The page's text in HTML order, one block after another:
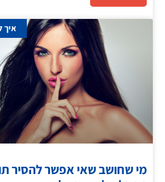
איך
מי שחושב שאי אפשר להסיר